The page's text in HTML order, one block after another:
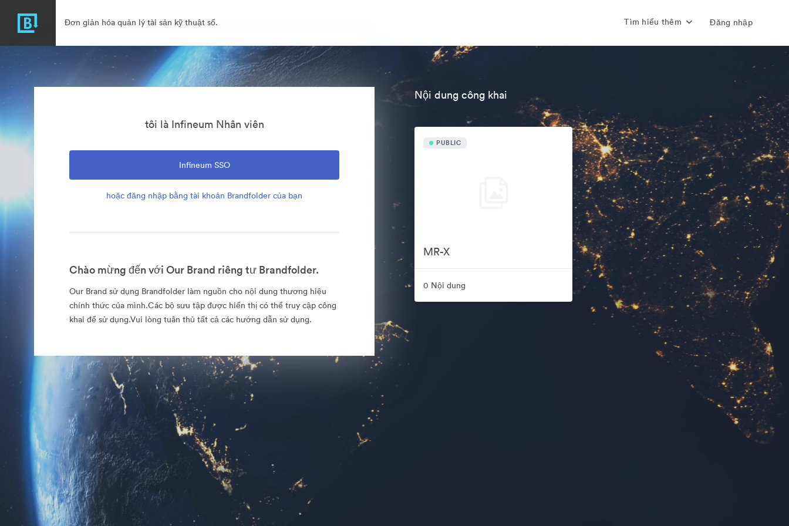
Đơn giản hóa quản lý tài sản kỹ thuật số. Tìm hiểu thêm Đăng nhập
tôi là Infineum Nhân viên
Infineum SSO
hoặc đăng nhập bằng tài khoản Brandfolder của bạn
Chào mừng đến với Our Brand riêng tư Brandfolder.
Our Brand sử dụng Brandfolder làm nguồn cho nội dung thương hiệu
chính thức của mình.Các bộ sưu tập được hiển thị có thể truy cập công
khai để sử dụng.Vui lòng tuân thủ tất cả các hướng dẫn sử dụng.
Nội dung công khai
PUBLIC
MR-X
0 Nội dung